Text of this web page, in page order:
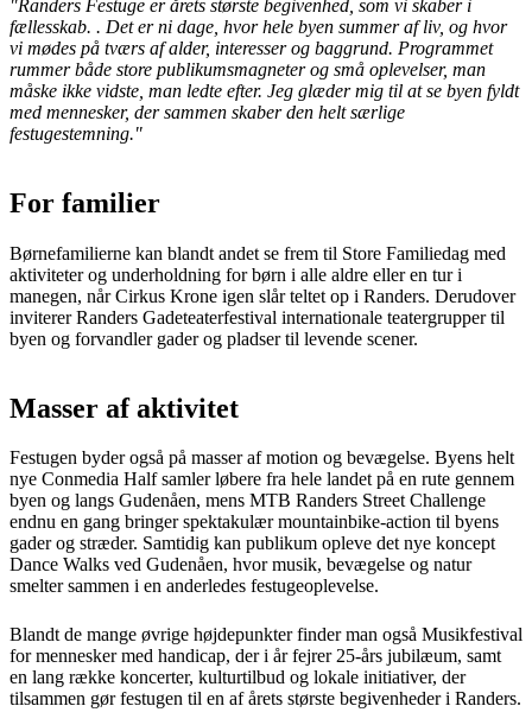
"Randers Festuge er årets største begivenhed, som vi skaber i
fællesskab. . Det er ni dage, hvor hele byen summer af liv, og hvor
vi mødes på tværs af alder, interesser og baggrund. Programmet
rummer både store publikumsmagneter og små oplevelser, man
måske ikke vidste, man ledte efter. Jeg glæder mig til at se byen fyldt
med mennesker, der sammen skaber den helt særlige
festugestemning."
For familier
Børnefamilierne kan blandt andet se frem til Store Familiedag med
aktiviteter og underholdning for børn i alle aldre eller en tur i
manegen, når Cirkus Krone igen slår teltet op i Randers. Derudover
inviterer Randers Gadeteaterfestival internationale teatergrupper til
byen og forvandler gader og pladser til levende scener.
Masser af aktivitet
Festugen byder også på masser af motion og bevægelse. Byens helt
nye Conmedia Half samler løbere fra hele landet på en rute gennem
byen og langs Gudenåen, mens MTB Randers Street Challenge
endnu en gang bringer spektakulær mountainbike-action til byens
gader og stræder. Samtidig kan publikum opleve det nye koncept
Dance Walks ved Gudenåen, hvor musik, bevægelse og natur
smelter sammen i en anderledes festugeoplevelse.
Blandt de mange øvrige højdepunkter finder man også Musikfestival
for mennesker med handicap, der i år fejrer 25-års jubilæum, samt
en lang række koncerter, kulturtilbud og lokale initiativer, der
tilsammen gør festugen til en af årets største begivenheder i Randers.